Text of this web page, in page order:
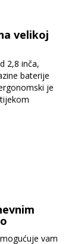
velikoj
2,8 inča,
baterije
je
vam